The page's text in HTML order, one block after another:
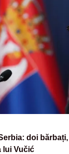
doi
lui Vučić